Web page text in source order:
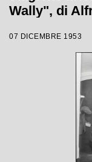
Wally", di
Tatiana
07 DICEMBRE 1953